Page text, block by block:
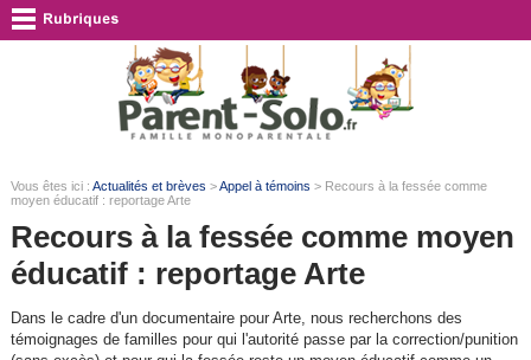
Vous êtes ici : Actualités et brèves >Appel à témoins > Recours à la fessée comme
moyen éducatif : reportage Arte
Recours à la fessée comme moyen
éducatif : reportage Arte
Dans le cadre d'un documentaire pour Arte, nous recherchons des
témoignages de familles pour qui l'autorité passe par la correction/punition